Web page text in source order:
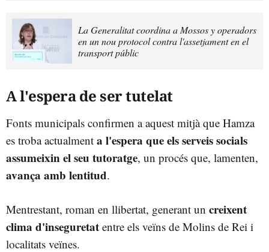
La Generalitat coordina a Mossos y operadors
en un nou protocol contra l'assetjament en el
transport públic
A l'espera de ser tutelat
Fonts municipals confirmen a aquest mitjà que Hamza
es troba actualment a l'espera que els serveis socials
assumeixin el seu tutoratge, un procés que, lamenten,
avança amb lentitud.
Mentrestant, roman en llibertat, generant un creixent
clima d'inseguretat entre els veïns de Molins de Rei i
localitats veïnes.